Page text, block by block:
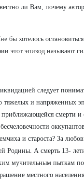
ли Вам, почему
бы хотелось
этот эпизод называют
следует
тяжелых и напряженных
приближающейся смерти и
и староста? За
Родины. А смерть 13-
мучительным пыткам
местного